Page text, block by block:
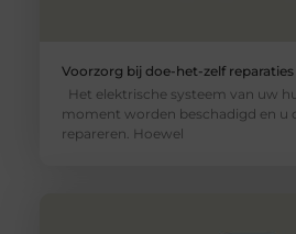
Voorzorg bij doe-het-zelf reparaties
Het elektrische systeem van uw
moment worden beschadigd en u
repareren. Hoewel